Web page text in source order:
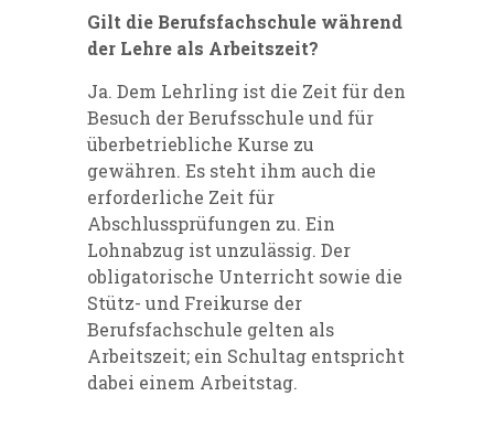
Gilt die Berufsfachschule während
der Lehre als Arbeitszeit?
Ja. Dem Lehrling ist die Zeit für den
Besuch der Berufsschule und für
überbetriebliche Kurse zu
gewähren. Es steht ihm auch die
erforderliche Zeit für
Abschlussprüfungen zu. Ein
Lohnabzug ist unzulässig. Der
obligatorische Unterricht sowie die
Stütz- und Freikurse der
Berufsfachschule gelten als
Arbeitszeit; ein Schultag entspricht
dabei einem Arbeitstag.